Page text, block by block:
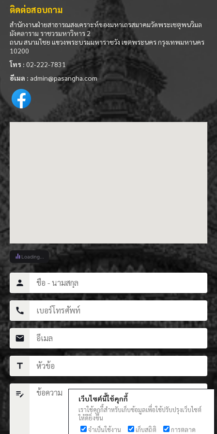
ติดต่อสอบถาม
สำนักงานฝ่ายสาธารณสงเคราะห์ของมหาเถรสมาคมวัดพระเชตุพนวิมล
มังคลาราม ราชวรมหาวิหาร 2
ถนน สนามไชย แขวงพระบรมมหาราชวัง เขตพระนคร กรุงเทพมหานคร
10200
โทร : 02-222-7831
อีเมล : admin@pasangha.com
Loading...
person
call
mail
title
edit_note เว็บไซต์นี้ใช้คุกกี้
เราใช้คุกกี้สำหรับเก็บข้อมูลเพื่อใช้ปรับปรุงเว็บไซต์
ให้ดียิ่งขึ้น
จำเป็นใช้งาน
เก็บสถิติ การตลาด